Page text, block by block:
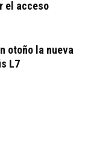
el acceso
otoño la nueva
L7